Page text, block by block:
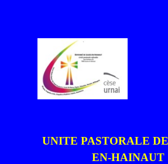
UNITE PASTORALE
EN-HAINAUT